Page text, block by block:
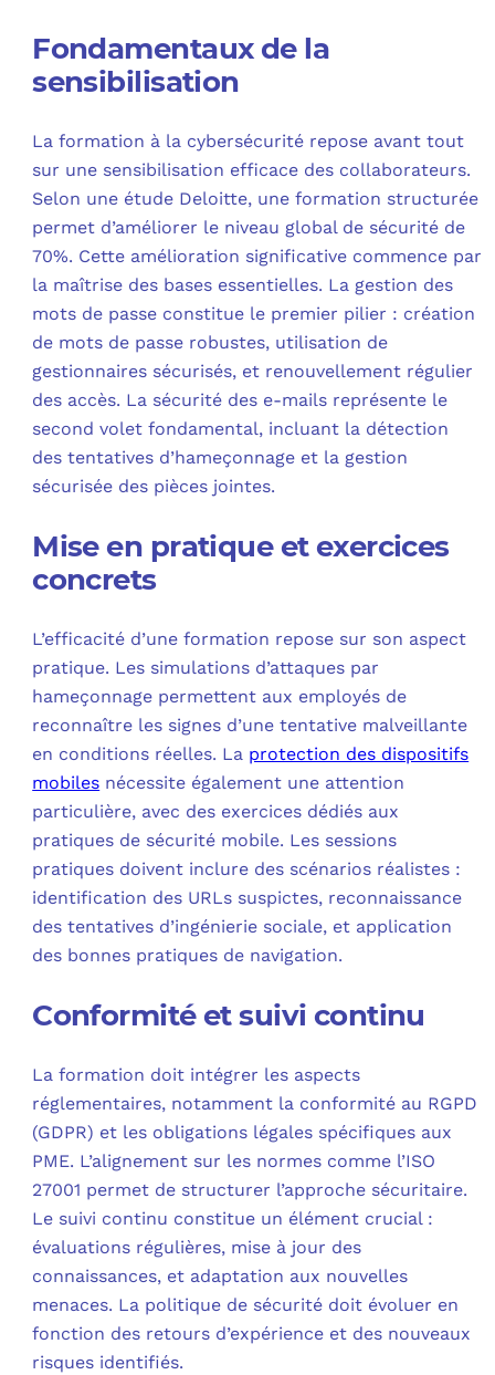
Fondamentaux de la
sensibilisation
La formation à la cybersécurité repose avant tout
sur une sensibilisation efficace des collaborateurs.
Selon une étude Deloitte, une formation structurée
permet d’améliorer le niveau global de sécurité de
70%. Cette amélioration significative commence par
la maîtrise des bases essentielles. La gestion des
mots de passe constitue le premier pilier : création
de mots de passe robustes, utilisation de
gestionnaires sécurisés, et renouvellement régulier
des accès. La sécurité des e-mails représente le
second volet fondamental, incluant la détection
des tentatives d’hameçonnage et la gestion
sécurisée des pièces jointes.
Mise en pratique et exercices
concrets
L’efficacité d’une formation repose sur son aspect
pratique. Les simulations d’attaques par
hameçonnage permettent aux employés de
reconnaître les signes d’une tentative malveillante
en conditions réelles. La protection des dispositifs
mobiles nécessite également une attention
particulière, avec des exercices dédiés aux
pratiques de sécurité mobile. Les sessions
pratiques doivent inclure des scénarios réalistes :
identification des URLs suspictes, reconnaissance
des tentatives d’ingénierie sociale, et application
des bonnes pratiques de navigation.
Conformité et suivi continu
La formation doit intégrer les aspects
réglementaires, notamment la conformité au RGPD
(GDPR) et les obligations légales spécifiques aux
PME. L’alignement sur les normes comme l’ISO
27001 permet de structurer l’approche sécuritaire.
Le suivi continu constitue un élément crucial :
évaluations régulières, mise à jour des
connaissances, et adaptation aux nouvelles
menaces. La politique de sécurité doit évoluer en
fonction des retours d’expérience et des nouveaux
risques identifiés.